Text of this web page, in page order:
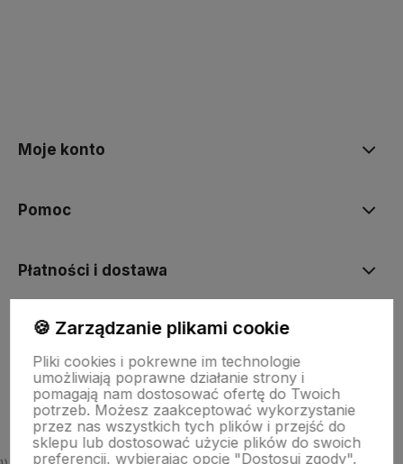
Moje konto
Pomoc
Płatności i dostawa
Informacje
O nas
🍪 Zarządzanie plikami cookie
Pliki cookies i pokrewne im technologie
umożliwiają poprawne działanie strony i
pomagają nam dostosować ofertę do Twoich
potrzeb. Możesz zaakceptować wykorzystanie
przez nas wszystkich tych plików i przejść do
sklepu lub dostosować użycie plików do swoich
preferencji, wybierając opcję "Dostosuj zgody".